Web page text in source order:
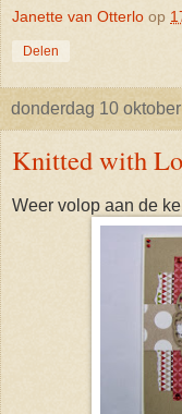
Janette van Otterlo op
Delen
donderdag 10
Knitted with
Weer volop aan de